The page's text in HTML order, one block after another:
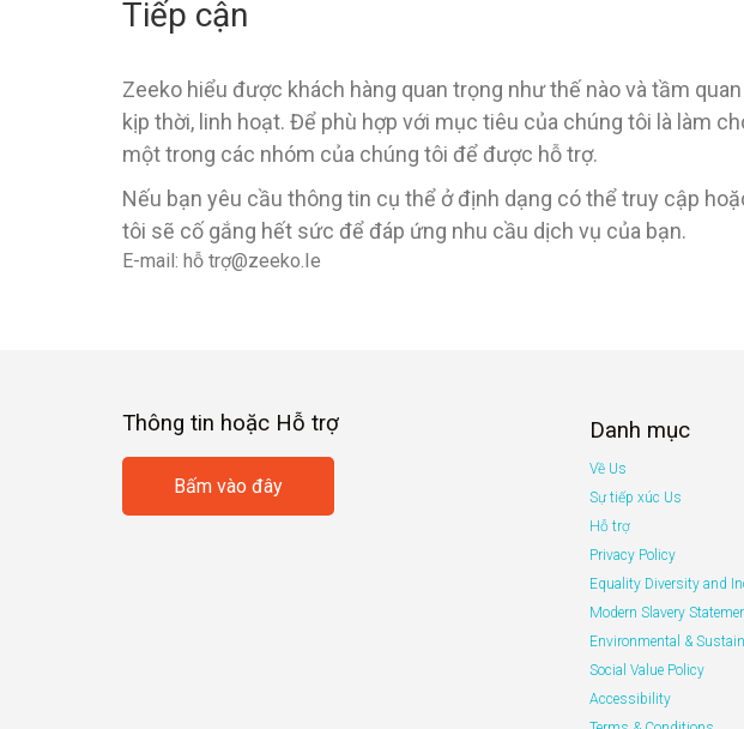
Tiếp cận
Zeeko hiểu được khách hàng quan trọng như thế nào và tầm
kịp thời, linh hoạt. Để phù hợp với mục tiêu của chúng tôi là làm
một trong các nhóm của chúng tôi để được hỗ trợ.
Nếu bạn yêu cầu thông tin cụ thể ở định dạng có thể truy cập
tôi sẽ cố gắng hết sức để đáp ứng nhu cầu dịch vụ của bạn.
E-mail: hỗ trợ@zeeko.Ie
Thông tin hoặc Hỗ trợ
Bấm vào đây
Danh mục
Về Us
Sự tiếp xúc Us
Hỗ trợ
Privacy Policy
Equality Diversity and
Modern Slavery
Environmental &
Social Value Policy
Accessibility